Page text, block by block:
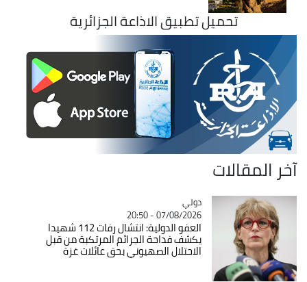
تحميل تطبيق الاذاعة الجزائرية
آخر المقالات
Catégorie
دولي
07/08/2026 - 20:50
العفو الدولية: انتشال رفات 112 شهيدا
يكشف فداحة الجرائم المرتكبة من قبل
الاحتلال الصهيوني بحق عائلات غزة